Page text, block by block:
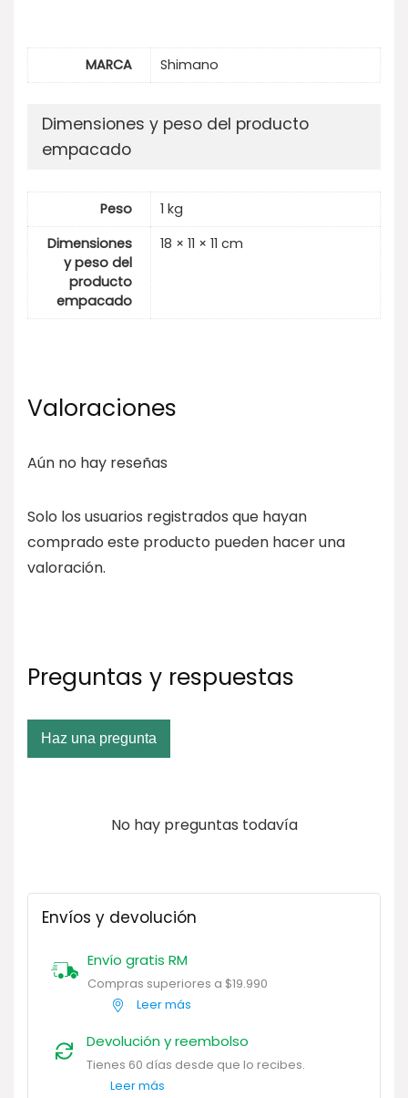
MARCA Shimano
Dimensiones y peso del producto
empacado
Peso
1 kg
Dimensiones
y peso del
producto
empacado
18 × 11 × 11 cm
Valoraciones
Aún no hay reseñas
Solo los usuarios registrados que hayan
comprado este producto pueden hacer una
valoración.
Preguntas y respuestas
Haz una pregunta
No hay preguntas todavía
Envíos y devolución
Envío gratis RM
Compras superiores a $19.990
Leer más
Devolución y reembolso
Tienes 60 días desde que lo recibes.
Leer más